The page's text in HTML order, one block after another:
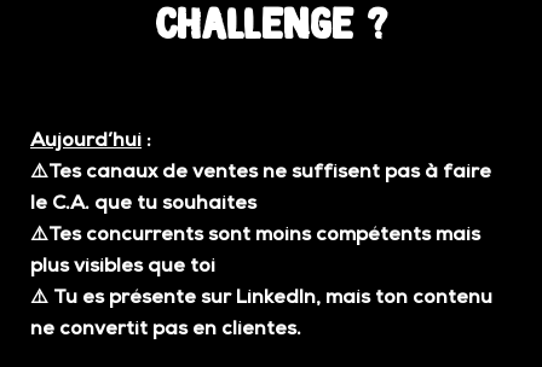
challenge ?
Aujourd’hui :
⚠️Tes canaux de ventes ne suffisent pas à faire
le C.A. que tu souhaites
⚠️Tes concurrents sont moins compétents mais
plus visibles que toi
⚠️ Tu es présente sur LinkedIn, mais ton contenu
ne convertit pas en clientes.